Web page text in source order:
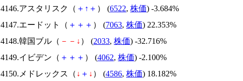
4146.アスタリスク（ ＋ ↑ ＋ ） (6522, 株価) -3.684%
4147.エードット（ ＋ ＋ ＋ ） (7063, 株価) 22.353%
4148.韓国ブル（ － － ↓ ） (2033, 株価) -32.716%
4149.イビデン（ ＋ ＋ ＋ ） (4062, 株価) -2.100%
4150.メドレックス（ ↓ ＋ ↓ ） (4586, 株価) 18.182%